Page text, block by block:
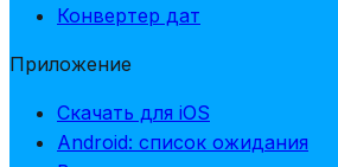
Конвертер дат
Приложение
Скачать для iOS
Android: список ожидания